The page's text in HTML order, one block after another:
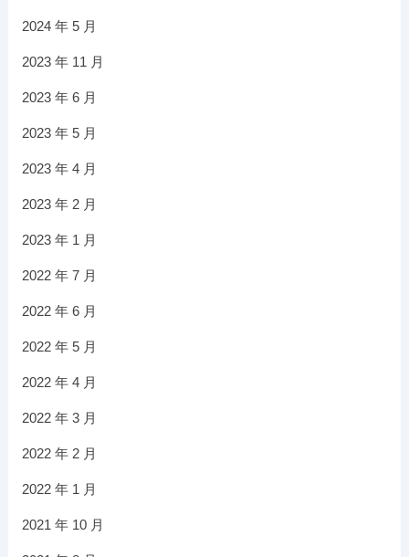
2024 年 5 月
2023 年 11 月
2023 年 6 月
2023 年 5 月
2023 年 4 月
2023 年 2 月
2023 年 1 月
2022 年 7 月
2022 年 6 月
2022 年 5 月
2022 年 4 月
2022 年 3 月
2022 年 2 月
2022 年 1 月
2021 年 10 月